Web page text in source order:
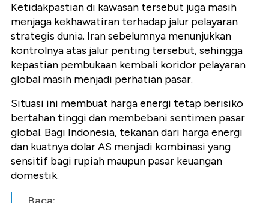
Ketidakpastian di kawasan tersebut juga masih
menjaga kekhawatiran terhadap jalur pelayaran
strategis dunia. Iran sebelumnya menunjukkan
kontrolnya atas jalur penting tersebut, sehingga
kepastian pembukaan kembali koridor pelayaran
global masih menjadi perhatian pasar.
Situasi ini membuat harga energi tetap berisiko
bertahan tinggi dan membebani sentimen pasar
global. Bagi Indonesia, tekanan dari harga energi
dan kuatnya dolar AS menjadi kombinasi yang
sensitif bagi rupiah maupun pasar keuangan
domestik.